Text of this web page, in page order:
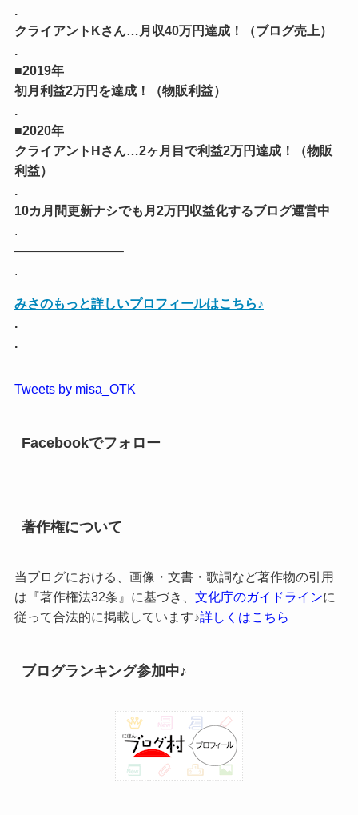
.
クライアントKさん…月収40万円達成！（ブログ売上）
.
■2019年
初月利益2万円を達成！（物販利益）
.
■2020年
クライアントHさん…2ヶ月目で利益2万円達成！（物販
利益）
.
10カ月間更新ナシでも月2万円収益化するブログ運営中
.
————————–
.
みさのもっと詳しいプロフィールはこちら♪
.
.
Tweets by misa_OTK
Facebookでフォロー
著作権について
当ブログにおける、画像・文書・歌詞など著作物の引用
は『著作権法32条』に基づき、 文化庁のガイドラインに
従って合法的に掲載しています♪詳しくはこちら
ブログランキング参加中♪